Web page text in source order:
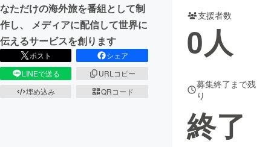
まちづくり・地域活性化
CAMPFIRE for Social Good
CAMPFIRE Creation
CAMPFIREふるさと納税
なただけの海外旅を番組として制
作し、 メディアに配信して世界に
伝えるサービスを創ります
ポスト
シェア
LINEで送る
URLコピー
埋め込み
QRコード
支援者数
0人
募集終了まで残
り
終了